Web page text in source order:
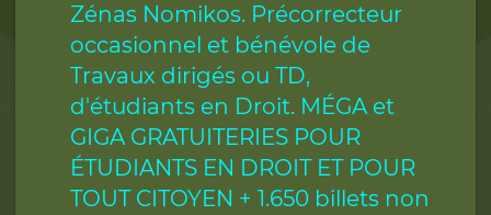
Zénas Nomikos. Précorrecteur
occasionnel et bénévole de
Travaux dirigés ou TD,
d'étudiants en Droit. MÉGA et
GIGA GRATUITERIES POUR
ÉTUDIANTS EN DROIT ET POUR
TOUT CITOYEN + 1.650 billets non